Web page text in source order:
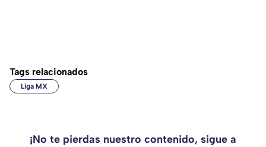
Tags relacionados
Liga MX
¡No te pierdas nuestro contenido, sigue a